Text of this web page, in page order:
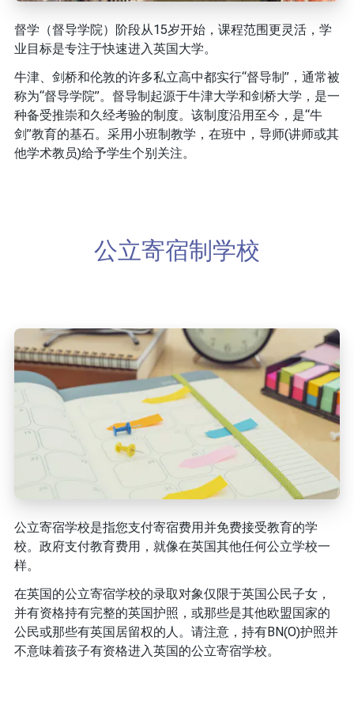
督学（督导学院）阶段从15岁开始，课程范围更灵活，学
业目标是专注于快速进入英国大学。
牛津、剑桥和伦敦的许多私立高中都实行“督导制”，通常被
称为“督导学院”。督导制起源于牛津大学和剑桥大学，是一
种备受推崇和久经考验的制度。该制度沿用至今，是“牛
剑”教育的基石。采用小班制教学，在班中，导师(讲师或其
他学术教员)给予学生个别关注。
公立寄宿制学校
公立寄宿学校是指您支付寄宿费用并免费接受教育的学
校。政府支付教育费用，就像在英国其他任何公立学校一
样。
在英国的公立寄宿学校的录取对象仅限于英国公民子女，
并有资格持有完整的英国护照，或那些是其他欧盟国家的
公民或那些有英国居留权的人。请注意，持有BN(O)护照并
不意味着孩子有资格进入英国的公立寄宿学校。